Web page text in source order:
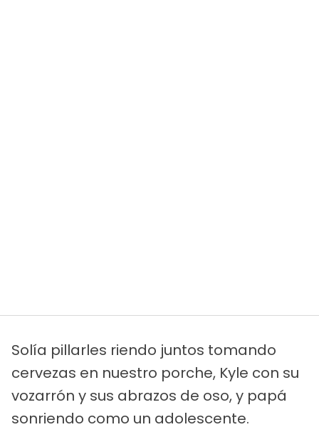
Solía pillarles riendo juntos tomando
cervezas en nuestro porche, Kyle con su
vozarrón y sus abrazos de oso, y papá
sonriendo como un adolescente.